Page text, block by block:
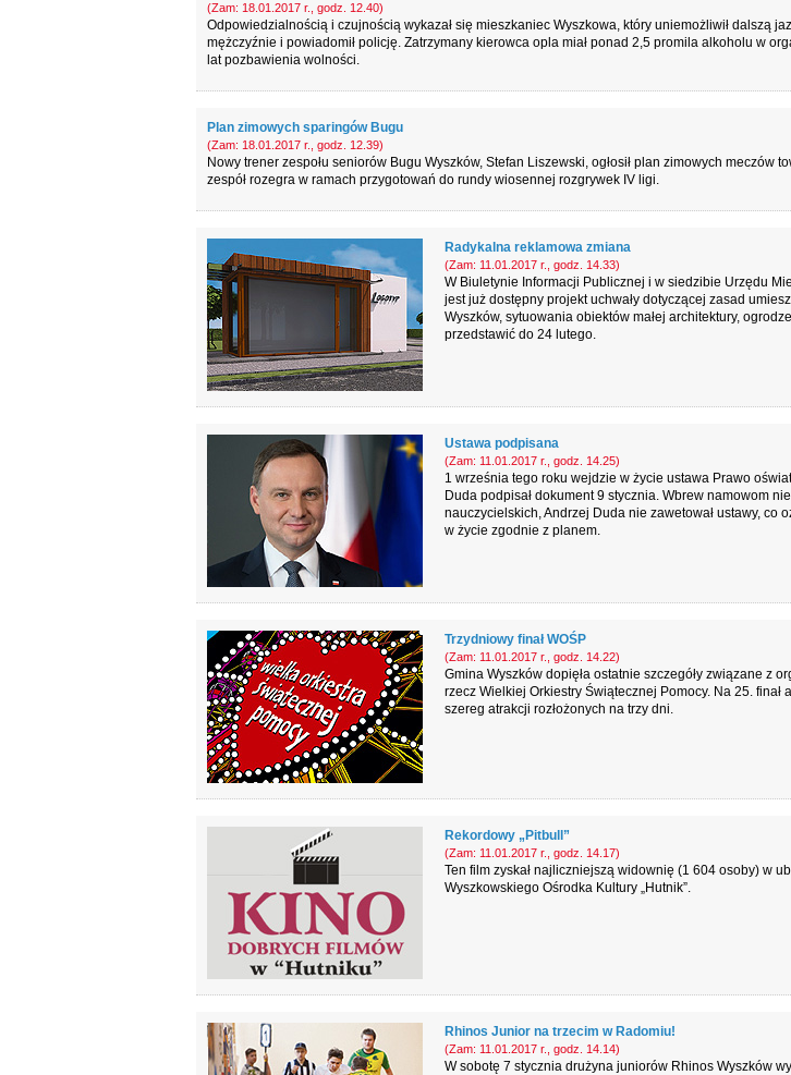
(Zam: 18.01.2017 r., godz. 12.40)
Odpowiedzialnością i czujnością wykazał się mieszkaniec Wyszkowa, który uniemożliwił dalszą
mężczyźnie i powiadomił policję. Zatrzymany kierowca opla miał ponad 2,5 promila alkoholu w
lat pozbawienia wolności.
Plan zimowych sparingów Bugu
(Zam: 18.01.2017 r., godz. 12.39)
Nowy trener zespołu seniorów Bugu Wyszków, Stefan Liszewski, ogłosił plan zimowych meczów
zespół rozegra w ramach przygotowań do rundy wiosennej rozgrywek IV ligi.
Radykalna reklamowa zmiana
(Zam: 11.01.2017 r., godz. 14.33)
W Biuletynie Informacji Publicznej i w siedzibie Urzędu
jest już dostępny projekt uchwały dotyczącej zasad
Wyszków, sytuowania obiektów małej architektury,
przedstawić do 24 lutego.
Ustawa podpisana
(Zam: 11.01.2017 r., godz. 14.25)
1 września tego roku wejdzie w życie ustawa Prawo
Duda podpisał dokument 9 stycznia. Wbrew namowom
nauczycielskich, Andrzej Duda nie zawetował ustawy, co
w życie zgodnie z planem.
Trzydniowy finał WOŚP
(Zam: 11.01.2017 r., godz. 14.22)
Gmina Wyszków dopięła ostatnie szczegóły związane z
rzecz Wielkiej Orkiestry Świątecznej Pomocy. Na 25. finał
szereg atrakcji rozłożonych na trzy dni.
Rekordowy „Pitbull”
(Zam: 11.01.2017 r., godz. 14.17)
Ten film zyskał najliczniejszą widownię (1 604 osoby) w
Wyszkowskiego Ośrodka Kultury „Hutnik”.
Rhinos Junior na trzecim w Radomiu!
(Zam: 11.01.2017 r., godz. 14.14)
W sobotę 7 stycznia drużyna juniorów Rhinos Wyszków